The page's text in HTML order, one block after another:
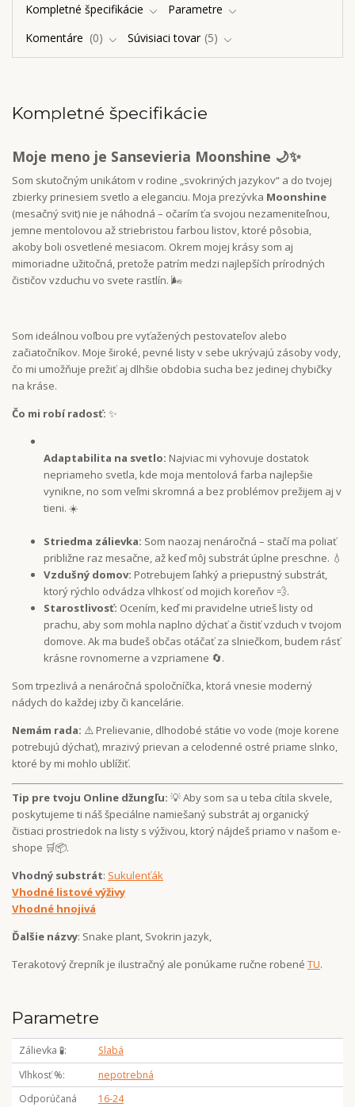
Kompletné špecifikácie
Parametre
Komentáre
0 Súvisiaci tovar 5
Kompletné špecifikácie
Moje meno je Sansevieria Moonshine 🌙✨
Som skutočným unikátom v rodine „svokriných jazykov“ a do tvojej
zbierky prinesiem svetlo a eleganciu. Moja prezývka Moonshine
(mesačný svit) nie je náhodná – očarím ťa svojou nezameniteľnou,
jemne mentolovou až striebristou farbou listov, ktoré pôsobia,
akoby boli osvetlené mesiacom. Okrem mojej krásy som aj
mimoriadne užitočná, pretože patrím medzi najlepších prírodných
čističov vzduchu vo svete rastlín. 🌬️
Som ideálnou voľbou pre vyťažených pestovateľov alebo
začiatočníkov. Moje široké, pevné listy v sebe ukrývajú zásoby vody,
čo mi umožňuje prežiť aj dlhšie obdobia sucha bez jedinej chybičky
na kráse.
Čo mi robí radosť: ✨
Adaptabilita na svetlo: Najviac mi vyhovuje dostatok
nepriameho svetla, kde moja mentolová farba najlepšie
vynikne, no som veľmi skromná a bez problémov prežijem aj v
tieni. ☀️
Striedma zálievka: Som naozaj nenáročná – stačí ma poliať
približne raz mesačne, až keď môj substrát úplne preschne. 💧
Vzdušný domov: Potrebujem ľahký a priepustný substrát,
ktorý rýchlo odvádza vlhkosť od mojich koreňov 💨.
Starostlivosť: Ocením, keď mi pravidelne utrieš listy od
prachu, aby som mohla naplno dýchať a čistiť vzduch v tvojom
domove. Ak ma budeš občas otáčať za slniečkom, budem rásť
krásne rovnomerne a vzpriamene 🔄.
Som trpezlivá a nenáročná spoločníčka, ktorá vnesie moderný
nádych do každej izby či kancelárie.
Nemám rada: ⚠️ Prelievanie, dlhodobé státie vo vode (moje korene
potrebujú dýchať), mrazivý prievan a celodenné ostré priame slnko,
ktoré by mi mohlo ublížiť.
Tip pre tvoju Online džungľu: 💡 Aby som sa u teba cítila skvele,
poskytujeme ti náš špeciálne namiešaný substrát aj organický
čistiaci prostriedok na listy s výživou, ktorý nájdeš priamo v našom e-
shope 🛒📦.
Vhodný substrát: Sukulenťák
Vhodné listové výživy
Vhodné hnojivá
Ďalšie názvy: Snake plant, Svokrin jazyk,
Terakotový črepník je ilustračný ale ponúkame ručne robené TU.
Parametre
Zálievka 🧪
Slabá
Vlhkosť %
nepotrebná
Odporúčaná
16-24